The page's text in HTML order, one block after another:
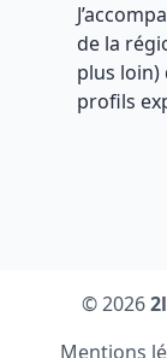
de la
plus loin)
profils
© 2026
Mentions